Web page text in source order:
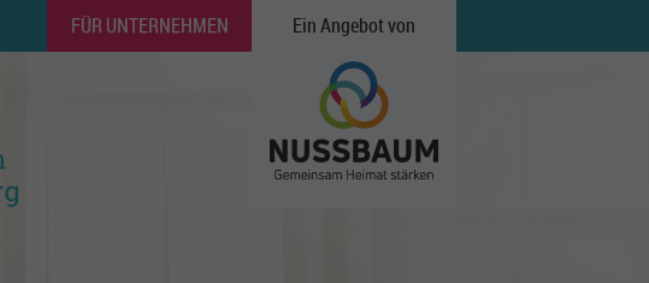
FÜR UNTERNEHMEN Ein Angebot von